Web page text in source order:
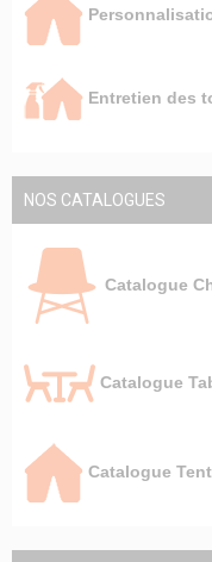
Entretien des
NOS CATALOGUES
Catalogue
Catalogue
Catalogue